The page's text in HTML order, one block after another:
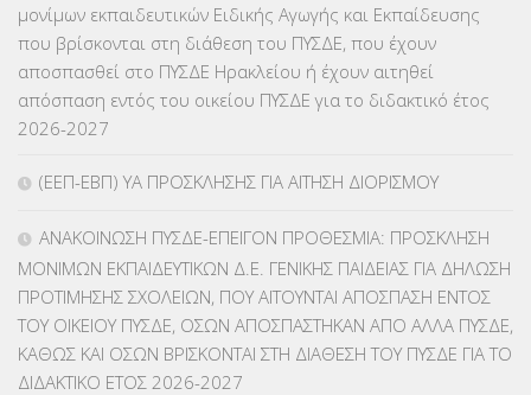
ΚΕΣΥ(60)
ΚΕΣΥΠ(109)
ΚΠγ – ΚΡΑΤΙΚΟ ΠΙΣΤΟΠΟΙΗΤΙΚΟ ΓΛΩΣΣΟΜΑΘΕΙΑΣ
ΚΠπ- ΚΡΑΤΙΚΟ ΠΙΣΤΟΠΟΙΗΤΙΚΟ ΠΛΗΡΟΦΟΡΙΚΗΣ(12)
ΛΟΙΠΑ(309)
ΜΑΘΗΤΕΙΑ(275)
ΜΕΤΑΘΕΣΕΙΣ-ΤΟΠΟΘΕΤΗΣΕΙΣ ΒΕΛΤΙΩΣΕΙΣ(319)
μονίμων εκπαιδευτικών Ειδικής Αγωγής και Εκπαίδευσης
που βρίσκονται στη διάθεση του ΠΥΣΔΕ, που έχουν
αποσπασθεί στο ΠΥΣΔΕ Ηρακλείου ή έχουν αιτηθεί
απόσπαση εντός του οικείου ΠΥΣΔΕ για το διδακτικό έτος
2026-2027
(ΕΕΠ-ΕΒΠ) ΥΑ ΠΡΟΣΚΛΗΣΗΣ ΓΙΑ ΑΙΤΗΣΗ ΔΙΟΡΙΣΜΟΥ
ΑΝΑΚΟΙΝΩΣΗ ΠΥΣΔΕ-ΕΠΕΙΓΟΝ ΠΡΟΘΕΣΜΙΑ: ΠΡΟΣΚΛΗΣΗ
ΜΟΝΙΜΩΝ ΕΚΠΑΙΔΕΥΤΙΚΩΝ Δ.Ε. ΓΕΝΙΚΗΣ ΠΑΙΔΕΙΑΣ ΓΙΑ ΔΗΛΩΣΗ
ΠΡΟΤΙΜΗΣΗΣ ΣΧΟΛΕΙΩΝ, ΠΟΥ ΑΙΤΟΥΝΤΑΙ ΑΠΟΣΠΑΣΗ ΕΝΤΟΣ
ΤΟΥ ΟΙΚΕΙΟΥ ΠΥΣΔΕ, ΟΣΩΝ ΑΠΟΣΠΑΣΤΗΚΑΝ ΑΠΟ ΑΛΛΑ ΠΥΣΔΕ,
ΚΑΘΩΣ ΚΑΙ ΟΣΩΝ ΒΡΙΣΚΟΝΤΑΙ ΣΤΗ ΔΙΑΘΕΣΗ ΤΟΥ ΠΥΣΔΕ ΓΙΑ ΤΟ
ΔΙΔΑΚΤΙΚΟ ΕΤΟΣ 2026-2027